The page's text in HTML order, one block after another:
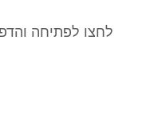
לחצו לפתיחה